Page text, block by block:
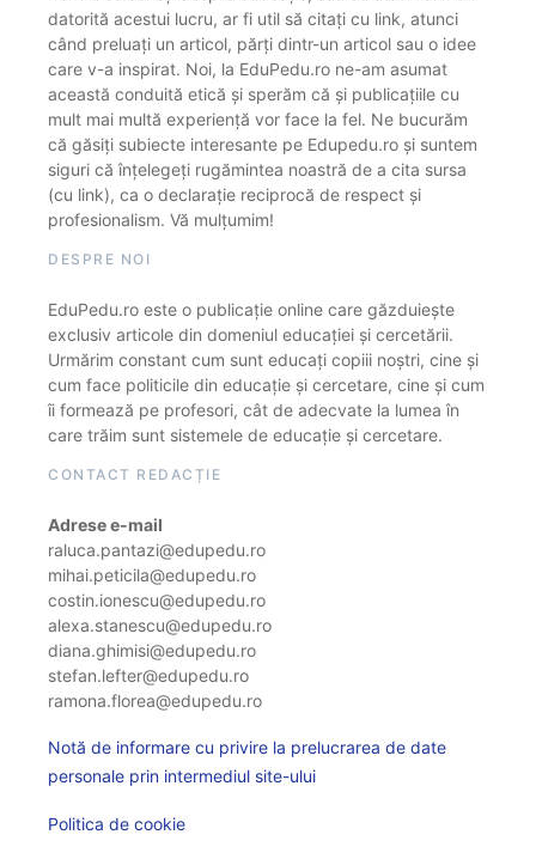
datorită acestui lucru, ar fi util să citați cu link, atunci
când preluați un articol, părți dintr-un articol sau o idee
care v-a inspirat. Noi, la EduPedu.ro ne-am asumat
această conduită etică și sperăm că și publicațiile cu
mult mai multă experiență vor face la fel. Ne bucurăm
că găsiți subiecte interesante pe Edupedu.ro și suntem
siguri că înțelegeți rugămintea noastră de a cita sursa
(cu link), ca o declarație reciprocă de respect și
profesionalism. Vă mulțumim!
DESPRE NOI
EduPedu.ro este o publicație online care găzduiește
exclusiv articole din domeniul educației și cercetării.
Urmărim constant cum sunt educați copiii noștri, cine și
cum face politicile din educație și cercetare, cine și cum
îi formează pe profesori, cât de adecvate la lumea în
care trăim sunt sistemele de educație și cercetare.
CONTACT REDACȚIE
Adrese e-mail
raluca.pantazi@edupedu.ro
mihai.peticila@edupedu.ro
costin.ionescu@edupedu.ro
alexa.stanescu@edupedu.ro
diana.ghimisi@edupedu.ro
stefan.lefter@edupedu.ro
ramona.florea@edupedu.ro
Notă de informare cu privire la prelucrarea de date
personale prin intermediul site-ului
Politica de cookie